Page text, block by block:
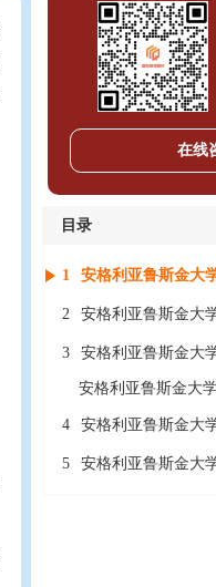
在线
目录
1 安格利亚鲁斯金大
2 安格利亚鲁斯金大
3 安格利亚鲁斯金大
安格利亚鲁斯金大
4 安格利亚鲁斯金大
5 安格利亚鲁斯金大